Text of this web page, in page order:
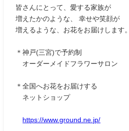
皆さんにとって、愛する家族が
増えたかのような、 幸せや笑顔が
増えるような、お花をお届けします。
＊神戸(三宮)で予約制
オーダーメイドフラワーサロン
＊全国へお花をお届けする
ネットショップ
https://www.ground.ne.jp/